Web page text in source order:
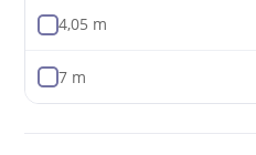
4,05 m
7 m